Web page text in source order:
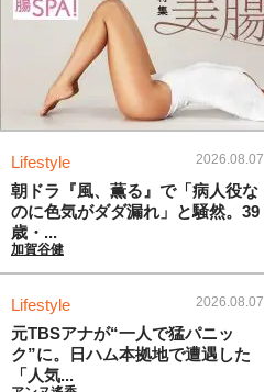
Lifestyle 2026.08.07
朝ドラ『風、薫る』で「病人役な
のに色気がダダ漏れ」と騒然。39
歳・...
加賀谷健
Lifestyle 2026.08.07
元TBSアナが“一人で猛パニッ
ク”に。日ハム本拠地で遭遇した
「人気...